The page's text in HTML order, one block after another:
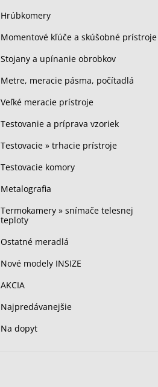
Hrúbkomery
Momentové kľúče a skúšobné prístroje
Stojany a upínanie obrobkov
Metre, meracie pásma, počítadlá
Veľké meracie prístroje
Testovanie a príprava vzoriek
Testovacie » trhacie prístroje
Testovacie komory
Metalografia
Termokamery » snímače telesnej
teploty
Ostatné meradlá
Nové modely INSIZE
AKCIA
Najpredávanejšie
Na dopyt